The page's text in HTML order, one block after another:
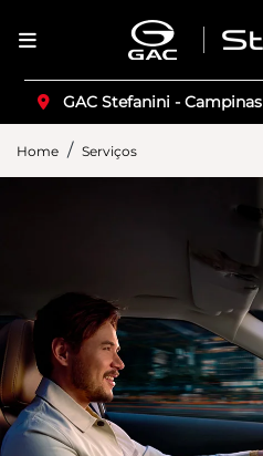
GAC Stefanini - Campinas
Home Serviços